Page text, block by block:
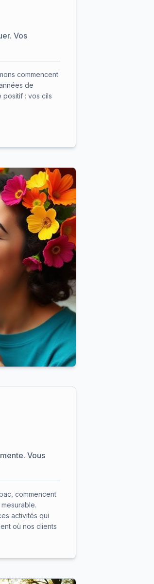
Vos
commencent
de
: vos cils
Vous
commencent
activités qui
où nos clients